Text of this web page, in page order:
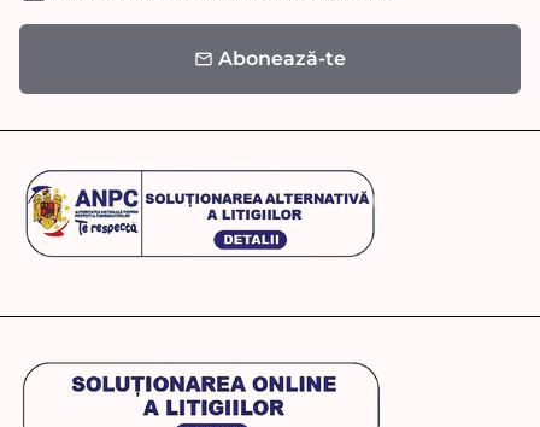
email Abonează-te